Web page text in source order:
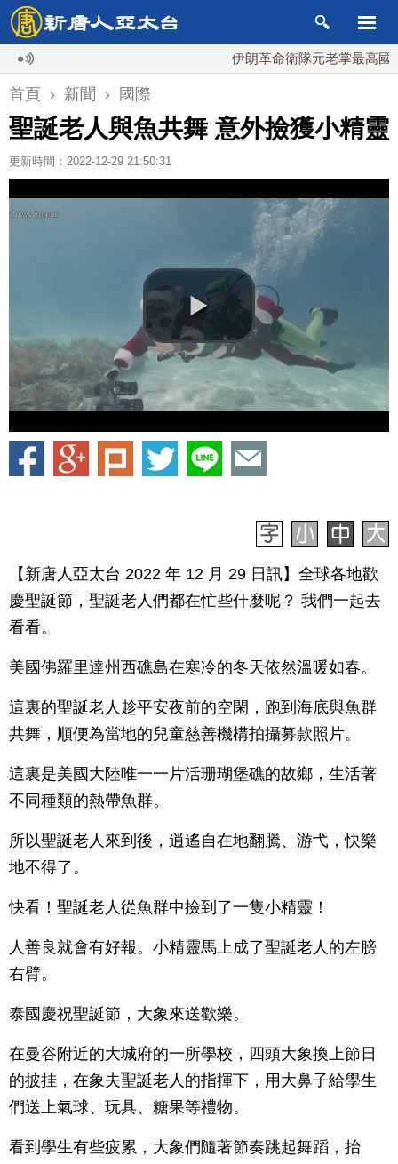
伊朗革命衛隊元老掌最高國安會
首頁 › 新聞 › 國際
聖誕老人與魚共舞 意外撿獲小精靈
更新時間：2022-12-29 21:50:31
【新唐人亞太台 2022 年 12 月 29 日訊】全球各地歡
慶聖誕節，聖誕老人們都在忙些什麼呢？ 我們一起去
看看。
美國佛羅里達州西礁島在寒冷的冬天依然溫暖如春。
這裏的聖誕老人趁平安夜前的空閑，跑到海底與魚群
共舞，順便為當地的兒童慈善機構拍攝募款照片。
這裏是美國大陸唯一一片活珊瑚堡礁的故鄉，生活著
不同種類的熱帶魚群。
所以聖誕老人來到後，逍遙自在地翻騰、游弋，快樂
地不得了。
快看！聖誕老人從魚群中撿到了一隻小精靈！
人善良就會有好報。小精靈馬上成了聖誕老人的左膀
右臂。
泰國慶祝聖誕節，大象來送歡樂。
在曼谷附近的大城府的一所學校，四頭大象換上節日
的披挂，在象夫聖誕老人的指揮下，用大鼻子給學生
們送上氣球、玩具、糖果等禮物。
看到學生有些疲累，大象們隨著節奏跳起舞蹈，抬